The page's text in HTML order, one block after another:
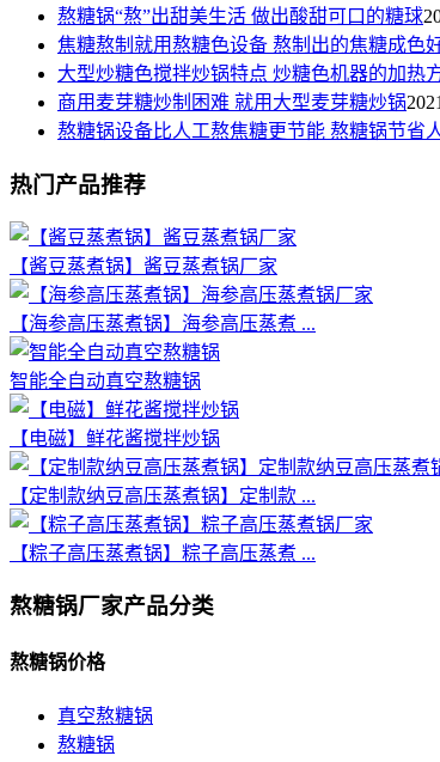
熬糖锅“熬”出甜美生活 做出酸甜可口的糖球
焦糖熬制就用熬糖色设备 熬制出的焦糖成色
大型炒糖色搅拌炒锅特点 炒糖色机器的加热
商用麦芽糖炒制困难 就用大型麦芽糖炒锅
熬糖锅设备比人工熬焦糖更节能 熬糖锅节省
热门产品推荐
【酱豆蒸煮锅】酱豆蒸煮锅厂家
【海参高压蒸煮锅】海参高压蒸煮 ...
智能全自动真空熬糖锅
【电磁】鲜花酱搅拌炒锅
【定制款纳豆高压蒸煮锅】定制款 ...
【粽子高压蒸煮锅】粽子高压蒸煮 ...
熬糖锅厂家产品分类
熬糖锅价格
真空熬糖锅
熬糖锅